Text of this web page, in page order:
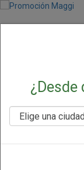
¿Desde